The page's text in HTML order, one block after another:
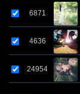
6871
4636
24954